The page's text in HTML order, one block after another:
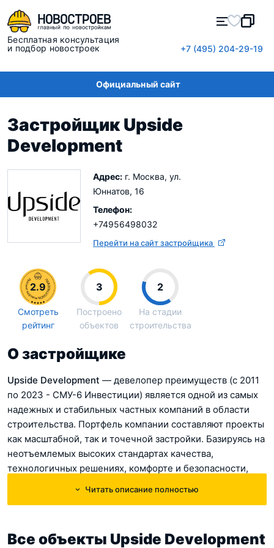
Бесплатная консультация
и подбор новостроек
+7 (495) 204-29-19
Официальный сайт
Застройщик Upside
Development
Адрес: г. Москва, ул.
Юннатов, 16
Телефон:
+74956498032
Перейти на сайт застройщика
2.9
Смотреть
рейтинг
3
Построено
объектов
2
На стадии
строительства
О застройщике
Upside Development — девелопер преимуществ (с 2011
по 2023 - СМУ-6 Инвестиции) является одной из самых
надежных и стабильных частных компаний в области
строительства. Портфель компании составляют проекты
как масштабной, так и точечной застройки. Базируясь на
неотъемлемых высоких стандартах качества,
технологичных решениях, комфорте и безопасности,
Сегодня Upside Development – это:
Читать описание полностью
Все объекты Upside Development